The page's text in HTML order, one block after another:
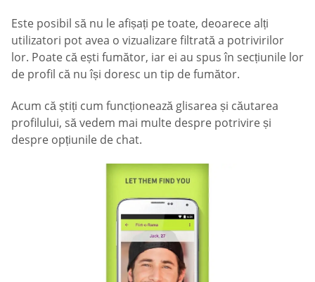
Este posibil să nu le afișați pe toate, deoarece alți
utilizatori pot avea o vizualizare filtrată a potrivirilor
lor. Poate că ești fumător, iar ei au spus în secțiunile lor
de profil că nu își doresc un tip de fumător.
Acum că știți cum funcționează glisarea și căutarea
profilului, să vedem mai multe despre potrivire și
despre opțiunile de chat.